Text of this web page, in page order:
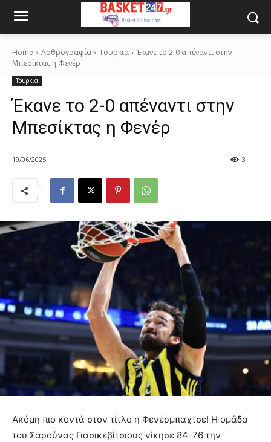
Home Αρθρογραφία Τουρκια
Έκανε το 2-0 απέναντι στην
Μπεσίκτας η Φενέρ
Τουρκια
Έκανε το 2-0 απέναντι στην
Μπεσίκτας η Φενέρ
19/06/2025 3
Ακόμη πιο κοντά στον τίτλο η Φενέρμπαχτσε! Η ομάδα
του Σαρούνας Γιασικεβίτσιους νίκησε 84-76 την